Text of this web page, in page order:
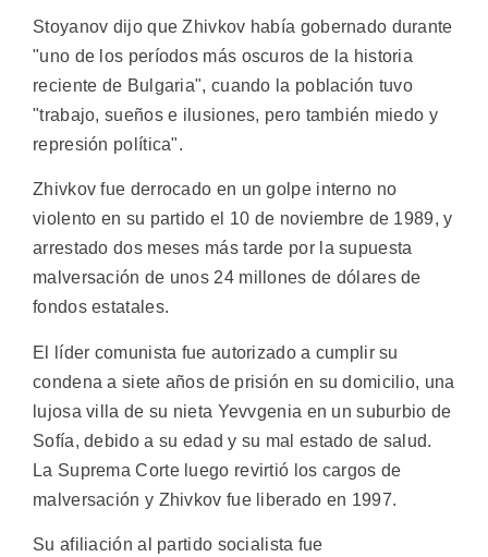
Stoyanov dijo que Zhivkov había gobernado durante
"uno de los períodos más oscuros de la historia
reciente de Bulgaria", cuando la población tuvo
"trabajo, sueños e ilusiones, pero también miedo y
represión política".
Zhivkov fue derrocado en un golpe interno no
violento en su partido el 10 de noviembre de 1989, y
arrestado dos meses más tarde por la supuesta
malversación de unos 24 millones de dólares de
fondos estatales.
El líder comunista fue autorizado a cumplir su
condena a siete años de prisión en su domicilio, una
lujosa villa de su nieta Yevvgenia en un suburbio de
Sofía, debido a su edad y su mal estado de salud.
La Suprema Corte luego revirtió los cargos de
malversación y Zhivkov fue liberado en 1997.
Su afiliación al partido socialista fue